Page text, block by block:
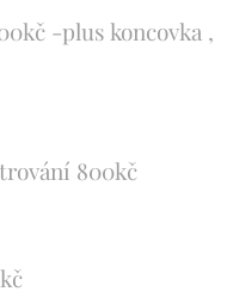
-plus koncovka ,
800kč